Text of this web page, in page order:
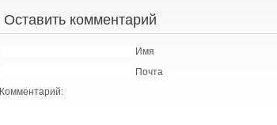
Оставить комментарий
Имя
Почта
Комментарий: